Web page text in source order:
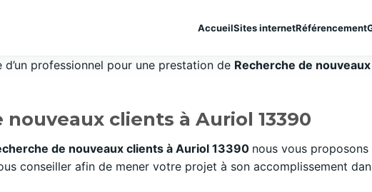
AccueilSites internetRéférencement
d’un professionnel pour une prestation de Recherche de
nouveaux clients à Auriol 13390
de nouveaux clients à Auriol 13390 nous vous
conseiller afin de mener votre projet à son accomplissement